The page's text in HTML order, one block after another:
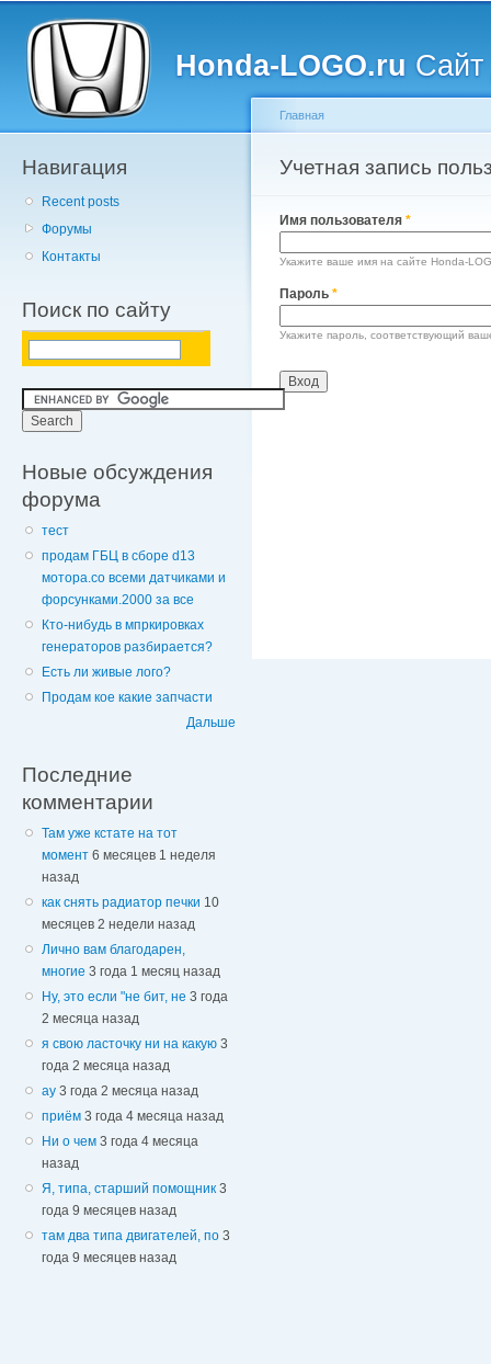
Honda-LOGO.ru Сайт
Главное меню
Навигация
Recent posts
Форумы
Контакты
Поиск по сайту
Новые обсуждения
форума
тест
продам ГБЦ в сборе d13
мотора.со всеми датчиками и
форсунками.2000 за все
Кто-нибудь в мпркировках
генераторов разбирается?
Есть ли живые лого?
Продам кое какие запчасти
Дальше
Последние
комментарии
Там уже кстате на тот
момент 6 месяцев 1 неделя
назад
как снять радиатор печки 10
месяцев 2 недели назад
Лично вам благодарен,
многие 3 года 1 месяц назад
Ну, это если "не бит, не 3 года
2 месяца назад
я свою ласточку ни на какую 3
года 2 месяца назад
ау 3 года 2 месяца назад
приём 3 года 4 месяца назад
Ни о чем 3 года 4 месяца
назад
Я, типа, старший помощник 3
года 9 месяцев назад
там два типа двигателей, по 3
года 9 месяцев назад
Вы здесь
Главная
Учетная запись
Главные вкладки
Имя пользователя *
Укажите ваше имя на сайте Honda-
Пароль *
Укажите пароль, соответствующий